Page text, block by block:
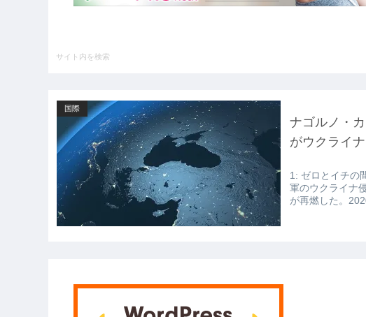
民が0人の理由他
【セ順位】虎=兎-====//====燕星===竜=鯉【
いの？ｗｗ」「逆に超安い」
【GIF】JSのカンチョーワロタ
【衝撃】報酬100万円超の治験募集がこちら
【愕然】白のクラウン俺氏、高速道路左車線
wwwwwwwwwwww
【悲報】佐藤輝明・・・２軍でも盛大にやら
国際
ナゴルノ・
がウクライ
1: ゼロとイチの
軍のウクライナ
が再燃した。